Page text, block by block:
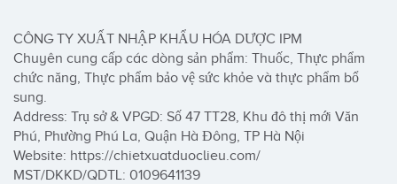
CÔNG TY XUẤT NHẬP KHẨU HÓA DƯỢC IPM
Chuyên cung cấp các dòng sản phẩm: Thuốc, Thực phẩm
chức năng, Thực phẩm bảo vệ sức khỏe và thực phẩm bổ
sung.
Address: Trụ sở & VPGD: Số 47 TT28, Khu đô thị mới Văn
Phú, Phường Phú La, Quận Hà Đông, TP Hà Nội
Website: https://chietxuatduoclieu.com/
MST/DKKD/QDTL: 0109641139